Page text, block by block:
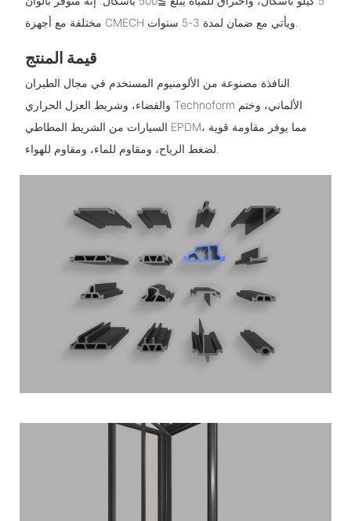
مختلفة مع أجهزة CMECH ويأتي مع ضمان لمدة 3-5 سنوات.
قيمة المنتج
النافذة مصنوعة من الألومنيوم المستخدم في مجال الطيران
والفضاء، وشريط العزل الحراري Technoform الألماني، وختم
السيارات من الشريط المطاطي EPDM، مما يوفر مقاومة قوية